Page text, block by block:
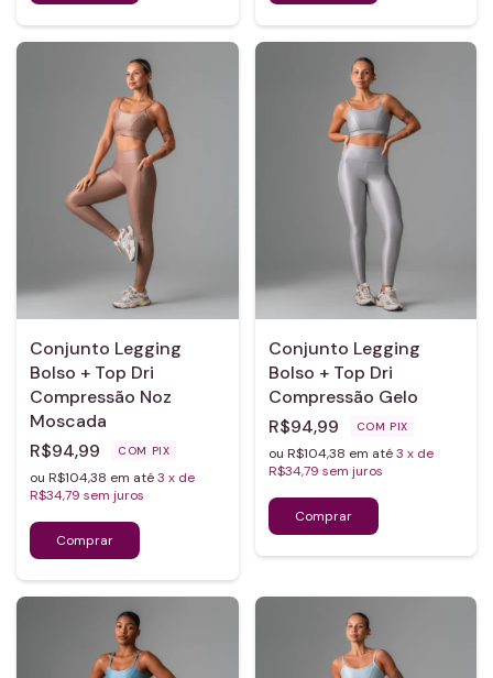
Conjunto Legging
Bolso + Top Dri
Compressão Noz
Moscada
R$94,99
COM PIX
ou R$104,38 em até3 x de
R$34,79 sem juros
Conjunto Legging
Bolso + Top Dri
Compressão Gelo
R$94,99
COM PIX
ou R$104,38 em até3 x de
R$34,79 sem juros